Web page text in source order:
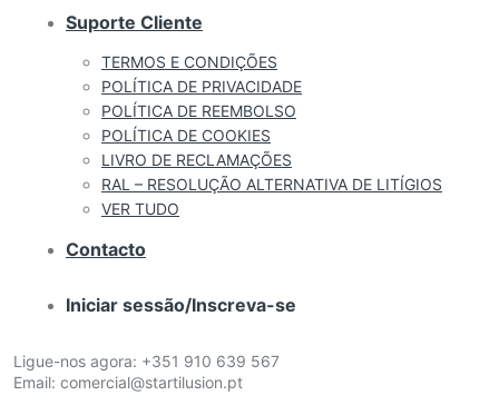
Suporte Cliente
TERMOS E CONDIÇÕES
POLÍTICA DE PRIVACIDADE
POLÍTICA DE REEMBOLSO
POLÍTICA DE COOKIES
LIVRO DE RECLAMAÇÕES
RAL – RESOLUÇÃO ALTERNATIVA DE LITÍGIOS
VER TUDO
Contacto
Iniciar sessão/Inscreva-se
Ligue-nos agora: +351 910 639 567
Email: comercial@startilusion.pt